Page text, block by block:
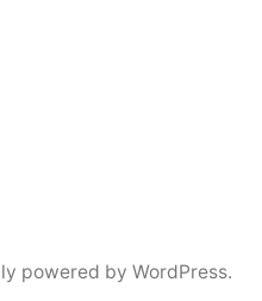
powered by WordPress.